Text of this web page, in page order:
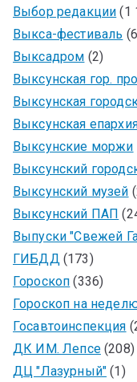
Выбор редакции (1
Выкса-фестиваль
Выксадром (2)
Выксунская гор.
Выксунская
Выксунская
Выксунские моржи
Выксунский
Выксунский музей
Выксунский ПАП
Выпуски "Свежей
ГИБДД(173)
Гороскоп (336)
Гороскоп на
Госавтоинспекция
ДК ИМ. Лепсе(208)
ДЦ "Лазурный" (1)